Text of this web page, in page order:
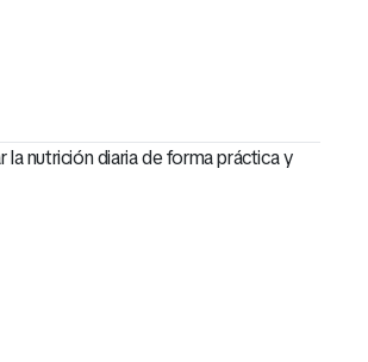
nutrición diaria de forma práctica y